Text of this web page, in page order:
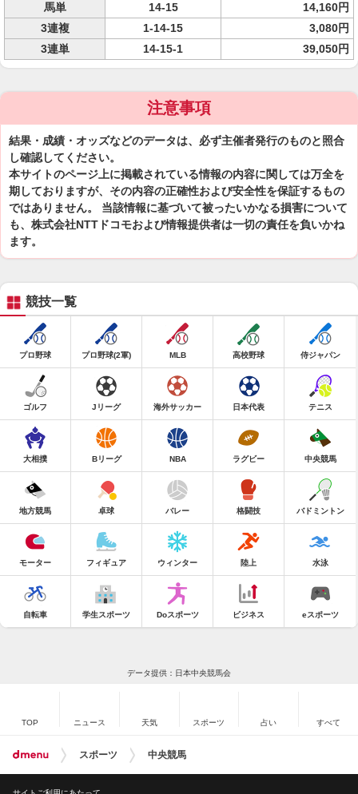
馬単
14-15
14,160円
3連複
1-14-15
3,080円
3連単
14-15-1 39,050円
注意事項
結果・成績・オッズなどのデータは、必ず主催者発行のものと照合
し確認してください。
本サイトのページ上に掲載されている情報の内容に関しては万全を
期しておりますが、その内容の正確性および安全性を保証するもの
ではありません。 当該情報に基づいて被ったいかなる損害について
も、株式会社NTTドコモおよび情報提供者は一切の責任を負いかね
ます。
競技一覧
プロ野球 プロ野球(2軍) MLB 高校野球 侍ジャパン
ゴルフ Jリーグ 海外サッカー 日本代表 テニス
大相撲 Bリーグ NBA ラグビー 中央競馬
地方競馬 卓球 バレー 格闘技 バドミントン
モーター フィギュア ウィンター 陸上 水泳
自転車 学生スポーツ Doスポーツ ビジネス eスポーツ
データ提供：日本中央競馬会
TOP ニュース 天気 スポーツ 占い すべて
スポーツ 中央競馬